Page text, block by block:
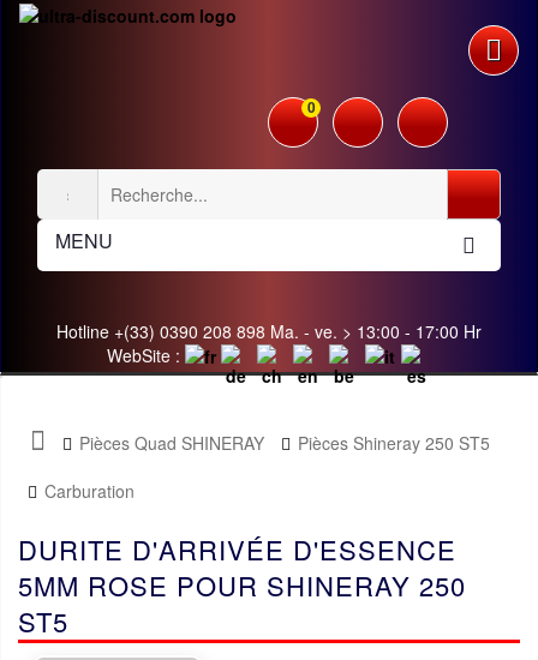
0
MENU
Hotline +(33) 0390 208 898 Ma. - ve. > 13:00 - 17:00 Hr
WebSite :
Pièces Quad SHINERAY
Pièces Shineray 250 ST5
Carburation
DURITE D'ARRIVÉE D'ESSENCE
5MM ROSE POUR SHINERAY 250
ST5